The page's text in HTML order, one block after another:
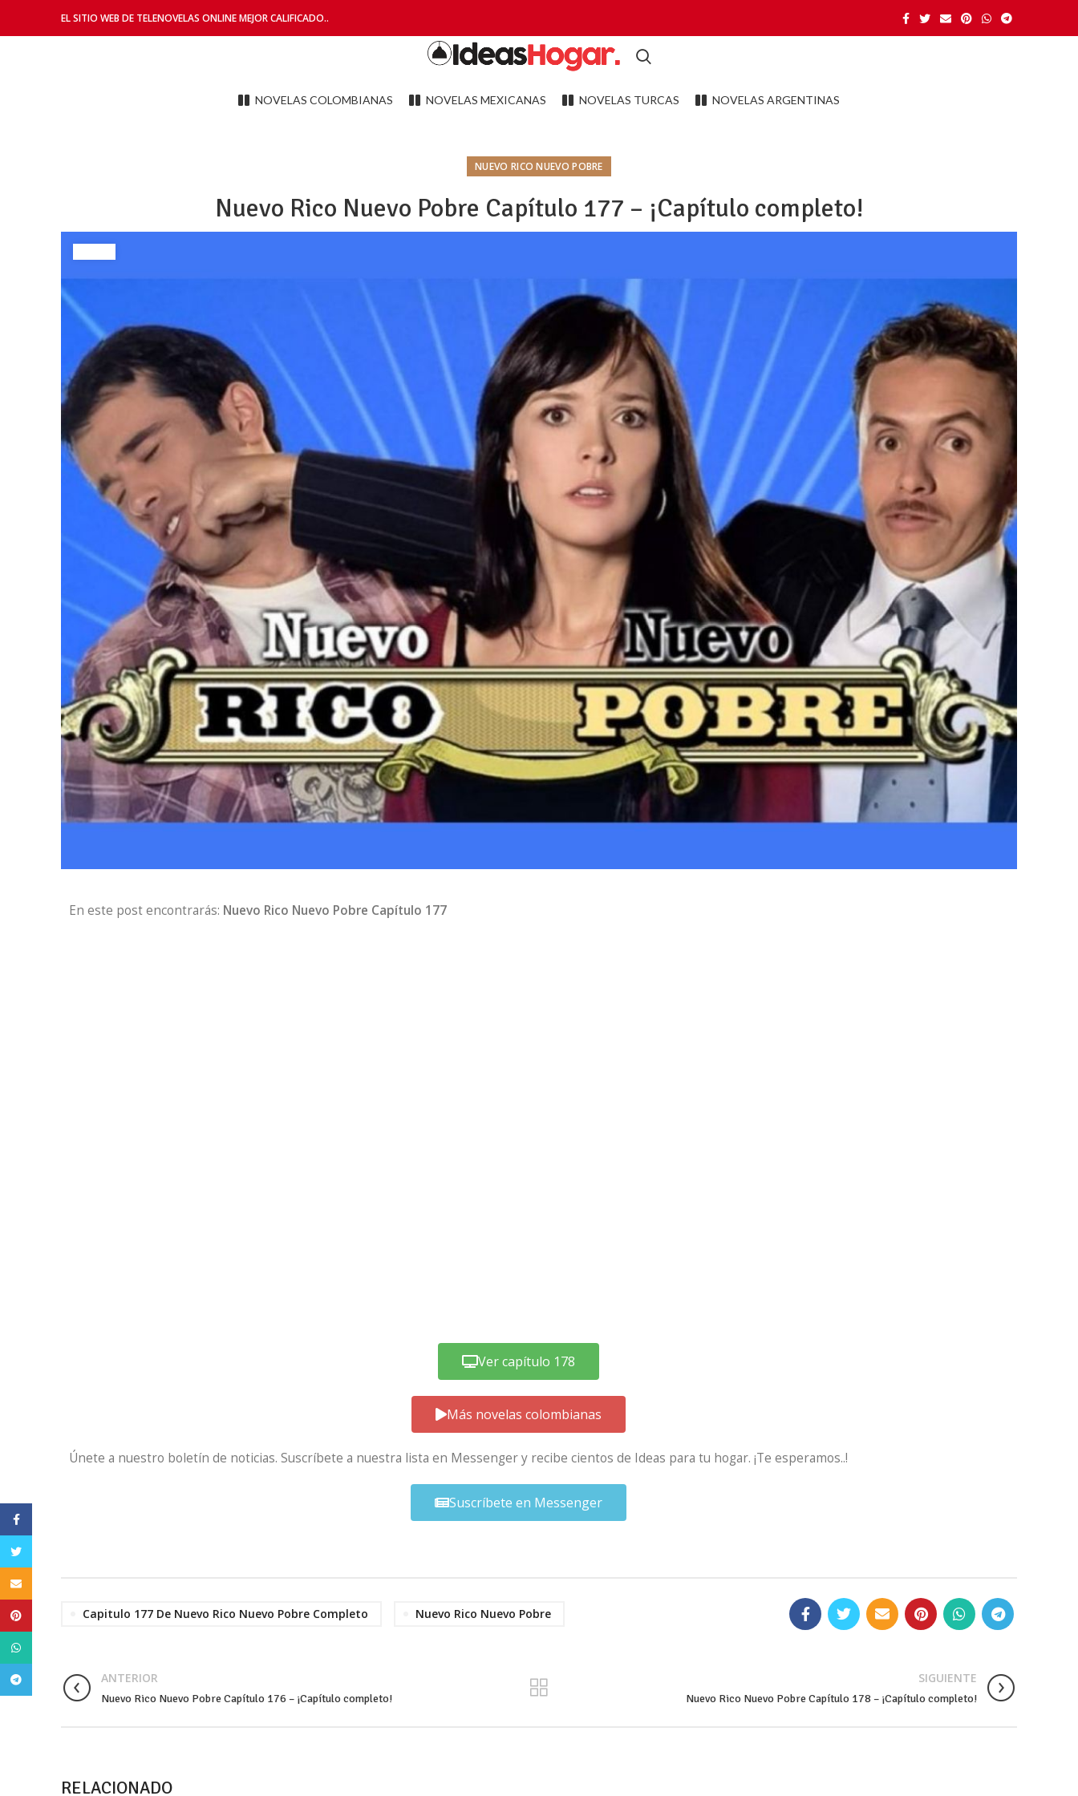
EL SITIO WEB DE TELENOVELAS ONLINE MEJOR CALIFICADO..
NOVELAS COLOMBIANAS NOVELAS MEXICANAS NOVELAS TURCAS NOVELAS ARGENTINAS
NUEVO RICO NUEVO POBRE
Nuevo Rico Nuevo Pobre Capítulo 177 – ¡Capítulo completo!
En este post encontrarás: Nuevo Rico Nuevo Pobre Capítulo 177
Ver capítulo 178
Más novelas colombianas
Únete a nuestro boletín de noticias. Suscríbete a nuestra lista en Messenger y recibe cientos de Ideas para tu hogar. ¡Te esperamos..!
Suscríbete en Messenger
Capitulo 177 De Nuevo Rico Nuevo Pobre Completo Nuevo Rico Nuevo Pobre
ANTERIOR
Nuevo Rico Nuevo Pobre Capítulo 176 – ¡Capítulo completo!
SIGUIENTE
Nuevo Rico Nuevo Pobre Capítulo 178 – ¡Capítulo completo!
RELACIONADO
Telegram